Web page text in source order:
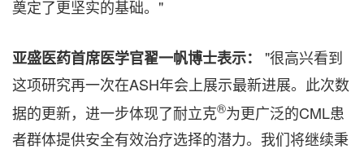
奠定了更坚实的基础。"
亚盛医药首席医学官翟一帆博士表示：
"很高兴看到
这项研究再一次在ASH年会上展示最新进展。此次数
据的更新，进一步体现了耐立克®为更广泛的CML患
者群体提供安全有效治疗选择的潜力。我们将继续秉